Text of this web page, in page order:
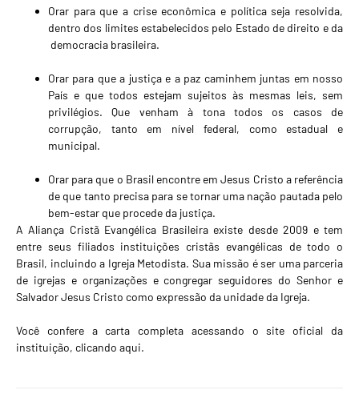
Orar para que a crise econômica e política seja resolvida,
dentro dos limites estabelecidos pelo Estado de direito e da
democracia brasileira.
Orar para que a justiça e a paz caminhem juntas em nosso
País e que todos estejam sujeitos às mesmas leis, sem
privilégios. Que venham à tona todos os casos de
corrupção, tanto em nível federal, como estadual e
municipal.
Orar para que o Brasil encontre em Jesus Cristo a referência
de que tanto precisa para se tornar uma nação pautada pelo
bem-estar que procede da justiça.
A Aliança Cristã Evangélica Brasileira existe desde 2009 e tem
entre seus filiados instituições cristãs evangélicas de todo o
Brasil, incluindo a Igreja Metodista. Sua missão é ser uma parceria
de igrejas e organizações e congregar seguidores do Senhor e
Salvador Jesus Cristo como expressão da unidade da Igreja.
Você confere a carta completa acessando osite oficial da
instituição, clicando aqui.